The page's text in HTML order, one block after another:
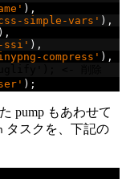
),
simple-vars' ),
),
ssi' ),
compress' ),
);
pump もあわせて
タスクを、下記の